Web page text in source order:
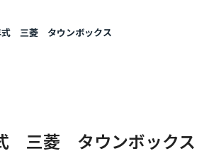
式 三菱 タウンボックス
三菱 タウンボックス